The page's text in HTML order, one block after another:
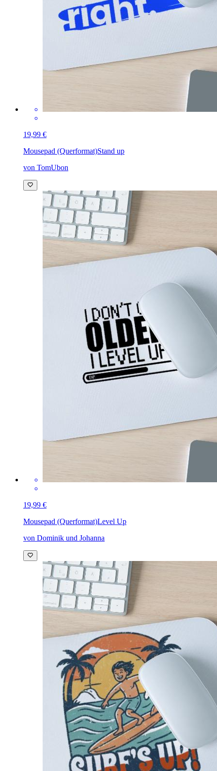
19,99 €
Mousepad (Querformat)Stand up
von TomUbon
19,99 €
Mousepad (Querformat)Level Up
von Dominik und Johanna